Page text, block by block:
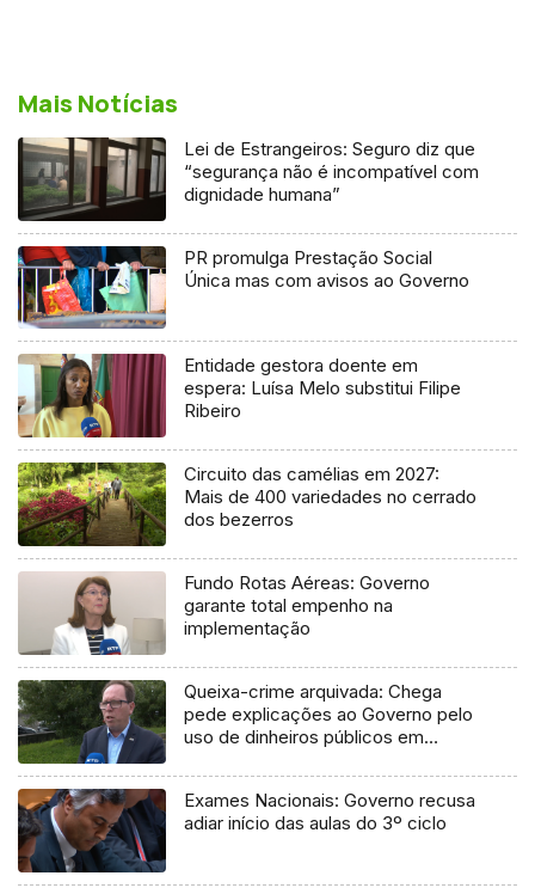
Mais Notícias
Lei de Estrangeiros: Seguro diz que
“segurança não é incompatível com
dignidade humana”
PR promulga Prestação Social
Única mas com avisos ao Governo
Entidade gestora doente em
espera: Luísa Melo substitui Filipe
Ribeiro
Circuito das camélias em 2027:
Mais de 400 variedades no cerrado
dos bezerros
Fundo Rotas Aéreas: Governo
garante total empenho na
implementação
Queixa-crime arquivada: Chega
pede explicações ao Governo pelo
uso de dinheiros públicos em
Exames Nacionais: Governo recusa
adiar início das aulas do 3º ciclo